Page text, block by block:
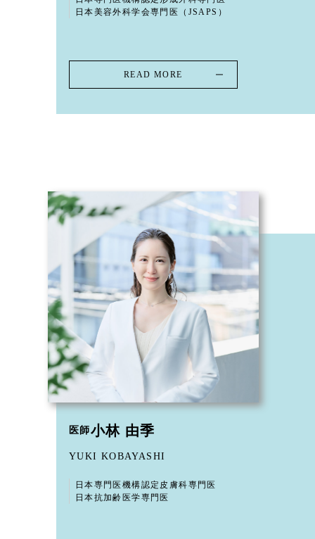
日本美容外科学会専門医（JSAPS）
READ MORE
医師小林 由季
YUKI KOBAYASHI
日本専門医機構認定皮膚科専門医
日本抗加齢医学専門医